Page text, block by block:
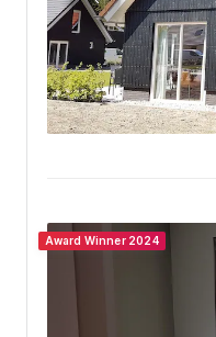
Award Winner 2024